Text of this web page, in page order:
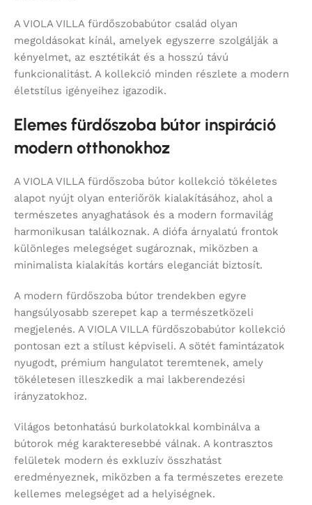
A VIOLA VILLA fürdőszobabútor család olyan
megoldásokat kínál, amelyek egyszerre szolgálják a
kényelmet, az esztétikát és a hosszú távú
funkcionalitást. A kollekció minden részlete a modern
életstílus igényeihez igazodik.
Elemes fürdőszoba bútor inspiráció
modern otthonokhoz
A VIOLA VILLA fürdőszoba bútor kollekció tökéletes
alapot nyújt olyan enteriőrök kialakításához, ahol a
természetes anyaghatások és a modern formavilág
harmonikusan találkoznak. A diófa árnyalatú frontok
különleges melegséget sugároznak, miközben a
minimalista kialakítás kortárs eleganciát biztosít.
A modern fürdőszoba bútor trendekben egyre
hangsúlyosabb szerepet kap a természetközeli
megjelenés. A VIOLA VILLA fürdőszobabútor kollekció
pontosan ezt a stílust képviseli. A sötét famintázatok
nyugodt, prémium hangulatot teremtenek, amely
tökéletesen illeszkedik a mai lakberendezési
irányzatokhoz.
Világos betonhatású burkolatokkal kombinálva a
bútorok még karakteresebbé válnak. A kontrasztos
felületek modern és exkluzív összhatást
eredményeznek, miközben a fa természetes erezete
kellemes melegséget ad a helyiségnek.